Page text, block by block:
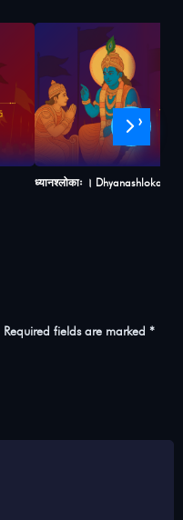
ध्यानश्लोकाः । Dhyanashlokah
›
Required fields are marked *